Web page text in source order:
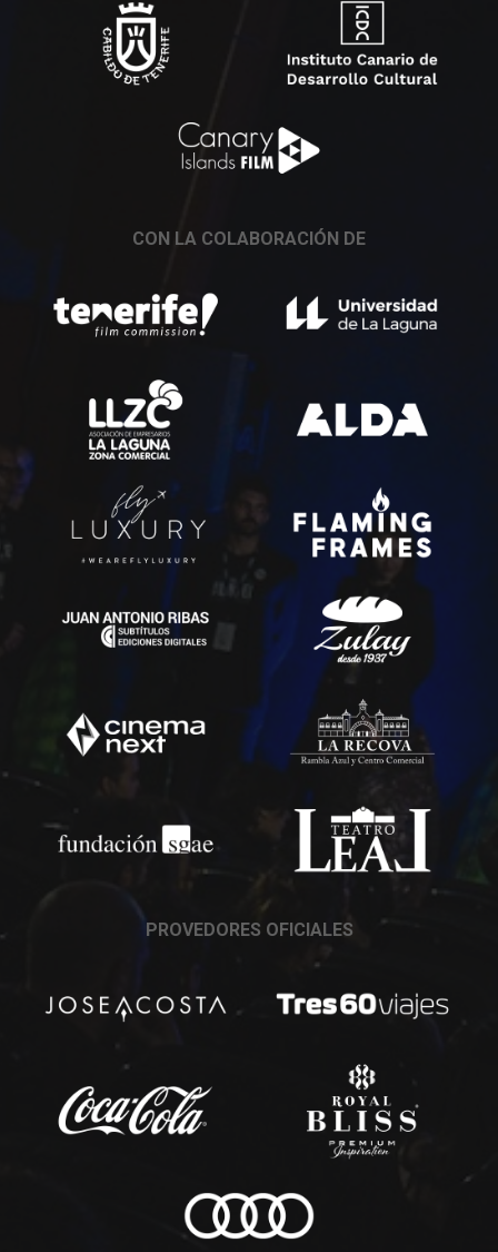
CON LA COLABORACIÓN DE
PROVEDORES OFICIALES